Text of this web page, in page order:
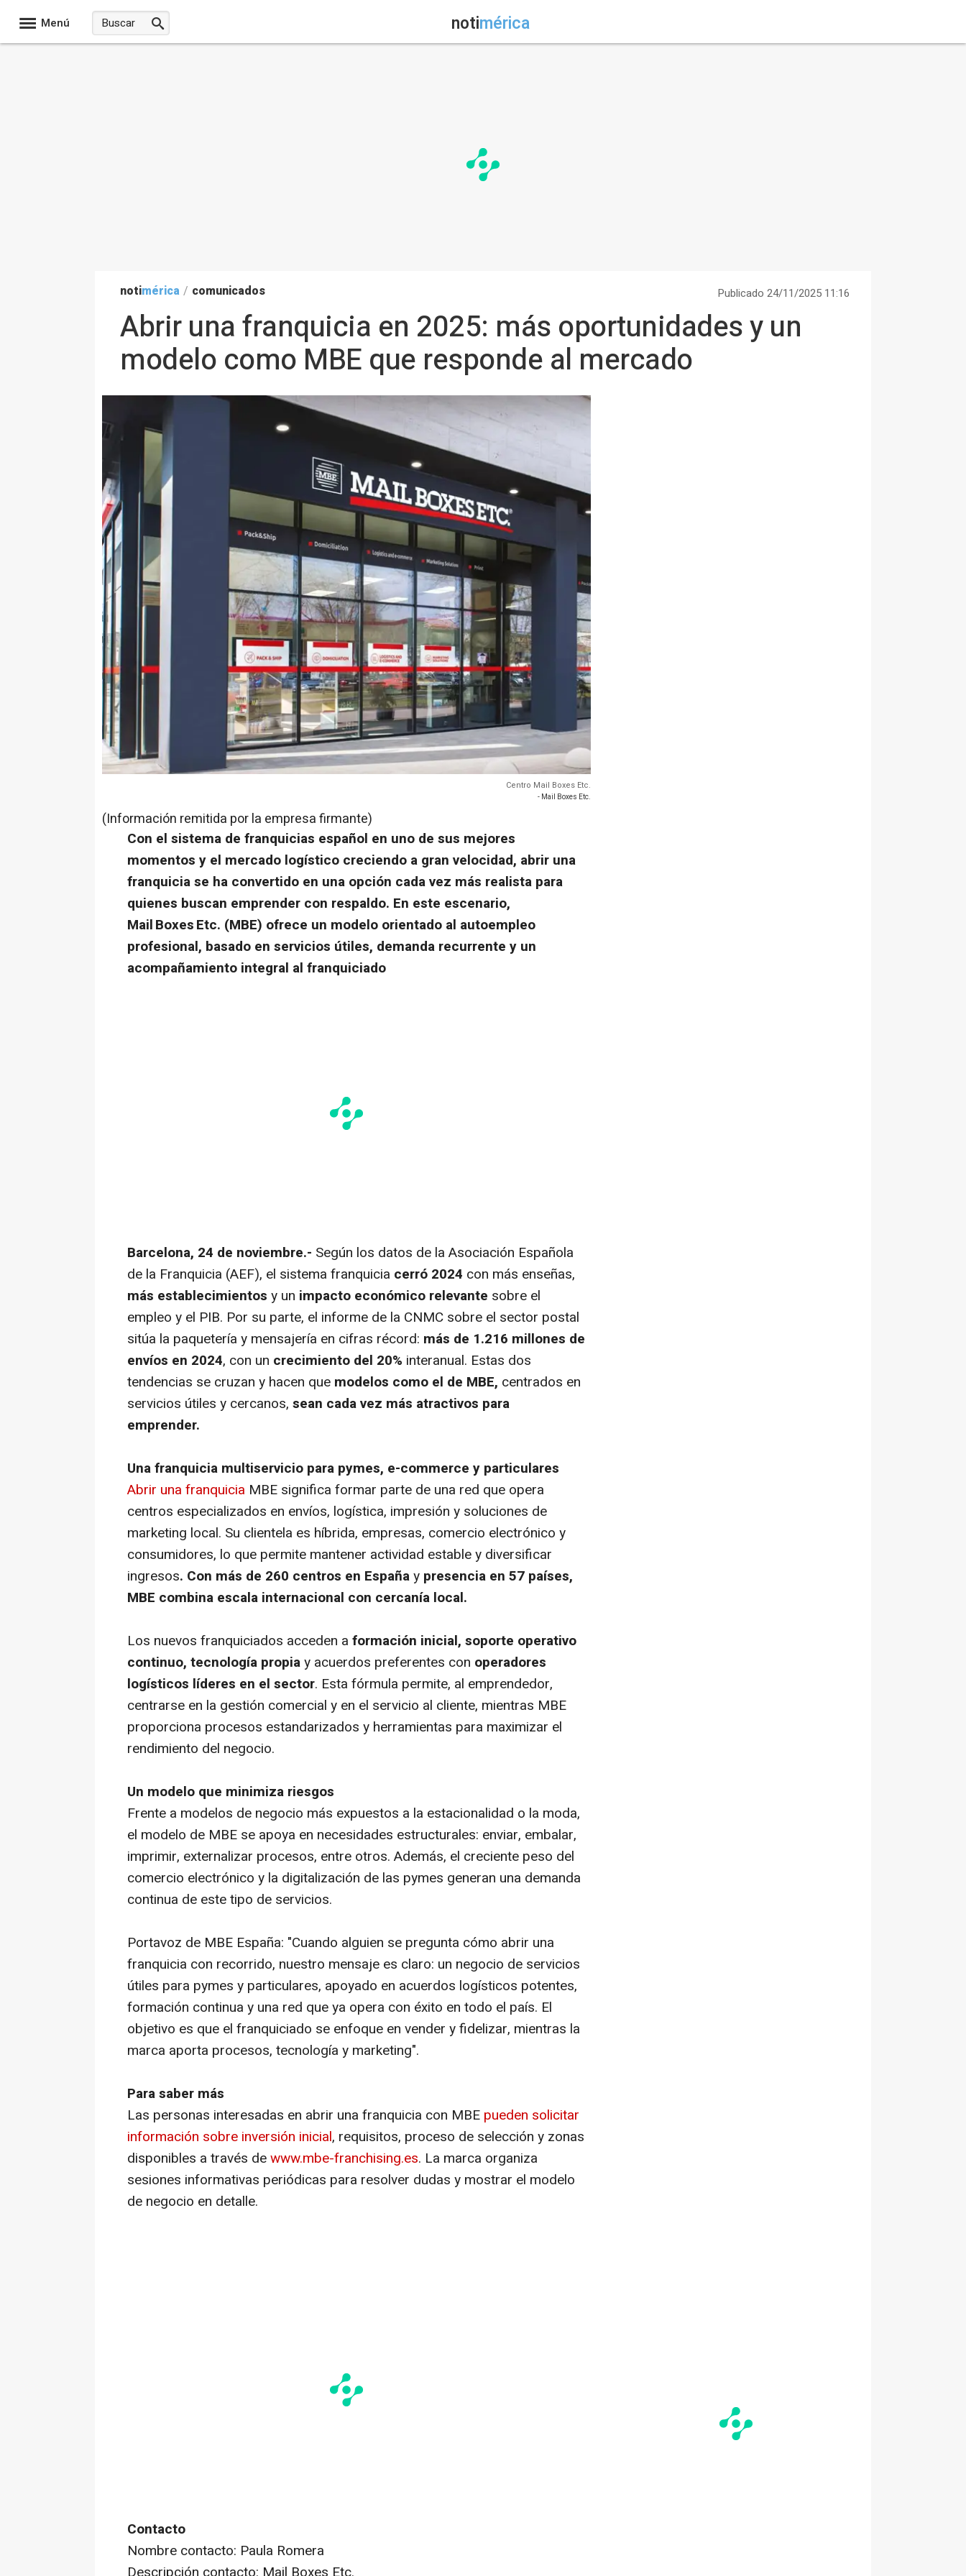
Menú notimérica
notimérica / comunicados Publicado 24/11/2025 11:16
Abrir una franquicia en 2025: más oportunidades y un
modelo como MBE que responde al mercado
Centro Mail Boxes Etc.
- Mail Boxes Etc.
(Información remitida por la empresa firmante)
Con el sistema de franquicias español en uno de sus mejores
momentos y el mercado logístico creciendo a gran velocidad, abrir una
franquicia se ha convertido en una opción cada vez más realista para
quienes buscan emprender con respaldo. En este escenario,
Mail Boxes Etc. (MBE) ofrece un modelo orientado al autoempleo
profesional, basado en servicios útiles, demanda recurrente y un
acompañamiento integral al franquiciado
Barcelona, 24 de noviembre.- Según los datos de la Asociación Española
de la Franquicia (AEF), el sistema franquicia cerró 2024 con más enseñas,
más establecimientos y un impacto económico relevante sobre el
empleo y el PIB. Por su parte, el informe de la CNMC sobre el sector postal
sitúa la paquetería y mensajería en cifras récord: más de 1.216 millones de
envíos en 2024, con un crecimiento del 20% interanual. Estas dos
tendencias se cruzan y hacen que modelos como el de MBE, centrados en
servicios útiles y cercanos, sean cada vez más atractivos para
emprender.
Una franquicia multiservicio para pymes, e-commerce y particulares
Abrir una franquicia MBE significa formar parte de una red que opera
centros especializados en envíos, logística, impresión y soluciones de
marketing local. Su clientela es híbrida, empresas, comercio electrónico y
consumidores, lo que permite mantener actividad estable y diversificar
ingresos. Con más de 260 centros en Españay presencia en 57 países,
MBE combina escala internacional con cercanía local.
Los nuevos franquiciados acceden a formación inicial, soporte operativo
continuo, tecnología propiay acuerdos preferentes con operadores
logísticos líderes en el sector. Esta fórmula permite, al emprendedor,
centrarse en la gestión comercial y en el servicio al cliente, mientras MBE
proporciona procesos estandarizados y herramientas para maximizar el
rendimiento del negocio.
Un modelo que minimiza riesgos
Frente a modelos de negocio más expuestos a la estacionalidad o la moda,
el modelo de MBE se apoya en necesidades estructurales: enviar, embalar,
imprimir, externalizar procesos, entre otros. Además, el creciente peso del
comercio electrónico y la digitalización de las pymes generan una demanda
continua de este tipo de servicios.
Portavoz de MBE España: "Cuando alguien se pregunta cómo abrir una
franquicia con recorrido, nuestro mensaje es claro: un negocio de servicios
útiles para pymes y particulares, apoyado en acuerdos logísticos potentes,
formación continua y una red que ya opera con éxito en todo el país. El
objetivo es que el franquiciado se enfoque en vender y fidelizar, mientras la
marca aporta procesos, tecnología y marketing".
Para saber más
Las personas interesadas en abrir una franquicia con MBE pueden solicitar
información sobre inversión inicial, requisitos, proceso de selección y zonas
disponibles a través dewww.mbe-franchising.es. La marca organiza
sesiones informativas periódicas para resolver dudas y mostrar el modelo
de negocio en detalle.
Contacto
Nombre contacto: Paula Romera